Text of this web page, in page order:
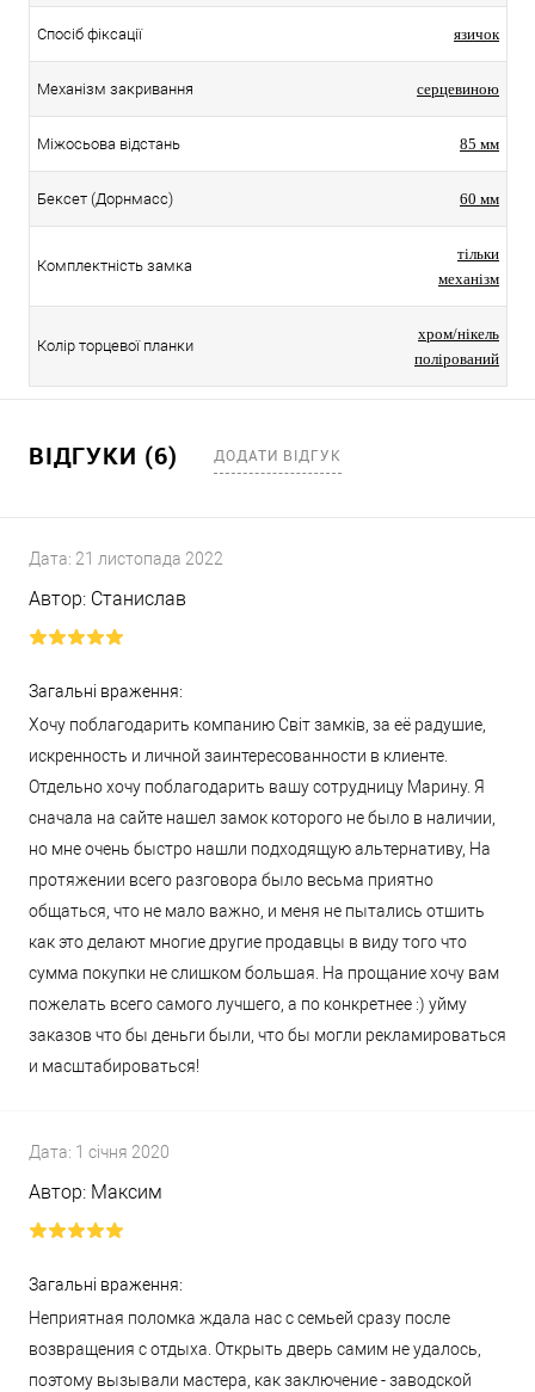
Спосіб фіксації язичок
Механізм закривання серцевиною
Міжосьова відстань 85 мм
Бексет (Дорнмасс) 60 мм
Комплектність замка
тільки
механізм
Колір торцевої планки
хром/нікель
полірований
ВІДГУКИ (6) ДОДАТИ ВІДГУК
Дата: 21 листопада 2022
Автор: Станислав
Загальні враження:
Хочу поблагодарить компанию Світ замків, за её радушие,
искренность и личной заинтересованности в клиенте.
Отдельно хочу поблагодарить вашу сотрудницу Марину. Я
сначала на сайте нашел замок которого не было в наличии,
но мне очень быстро нашли подходящую альтернативу, На
протяжении всего разговора было весьма приятно
общаться, что не мало важно, и меня не пытались отшить
как это делают многие другие продавцы в виду того что
сумма покупки не слишком большая. На прощание хочу вам
пожелать всего самого лучшего, а по конкретнее :) уйму
заказов что бы деньги были, что бы могли рекламироваться
и масштабироваться!
Дата: 1 січня 2020
Автор: Максим
Загальні враження:
Неприятная поломка ждала нас с семьей сразу после
возвращения с отдыха. Открыть дверь самим не удалось,
поэтому вызывали мастера, как заключение - заводской